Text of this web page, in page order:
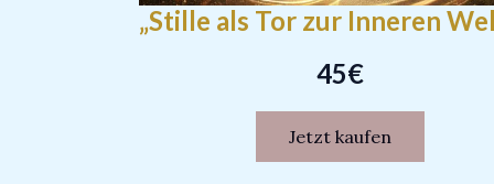
„Stille als Tor zur Inneren
45€
Jetzt kaufen